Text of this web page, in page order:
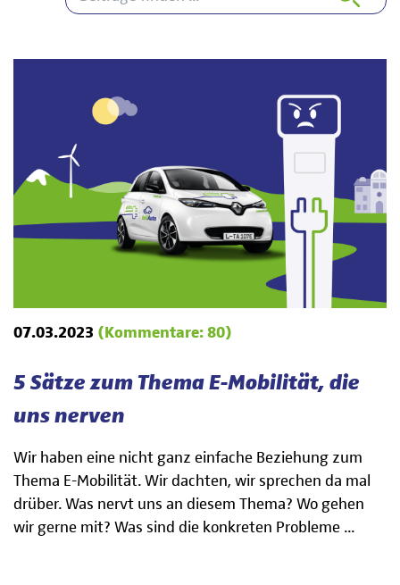
07.03.2023 (Kommentare: 80)
5 Sätze zum Thema E-Mobilität, die
uns nerven
Wir haben eine nicht ganz einfache Beziehung zum
Thema E-Mobilität. Wir dachten, wir sprechen da mal
drüber. Was nervt uns an diesem Thema? Wo gehen
wir gerne mit? Was sind die konkreten Probleme ...